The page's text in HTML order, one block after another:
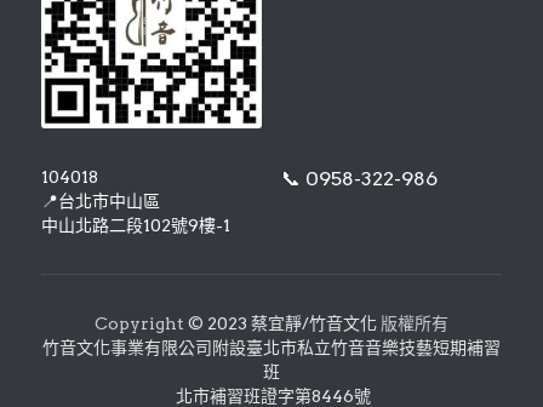
104018
📍台北市中山區
中山北路二段102號9樓-1
📞 0958-322-986
Copyright © 2023 蔡宜靜/竹音文化 版權所有
竹音文化事業有限公司附設臺北市私立竹音音樂技藝短期補習
班
北市補習班證字第8446號